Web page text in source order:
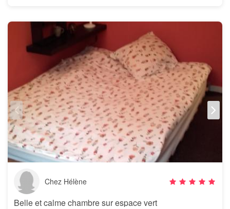
Chez Hélène
Belle et calme chambre sur espace vert